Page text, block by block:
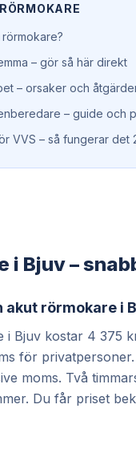
RÖRMOKARE
– gör så här direkt
– orsaker och
– guide och
VVS – så fungerar det
i Bjuv –
akut rörmokare i
i Bjuv kostar 4 375
för
moms. Två
Du får priset